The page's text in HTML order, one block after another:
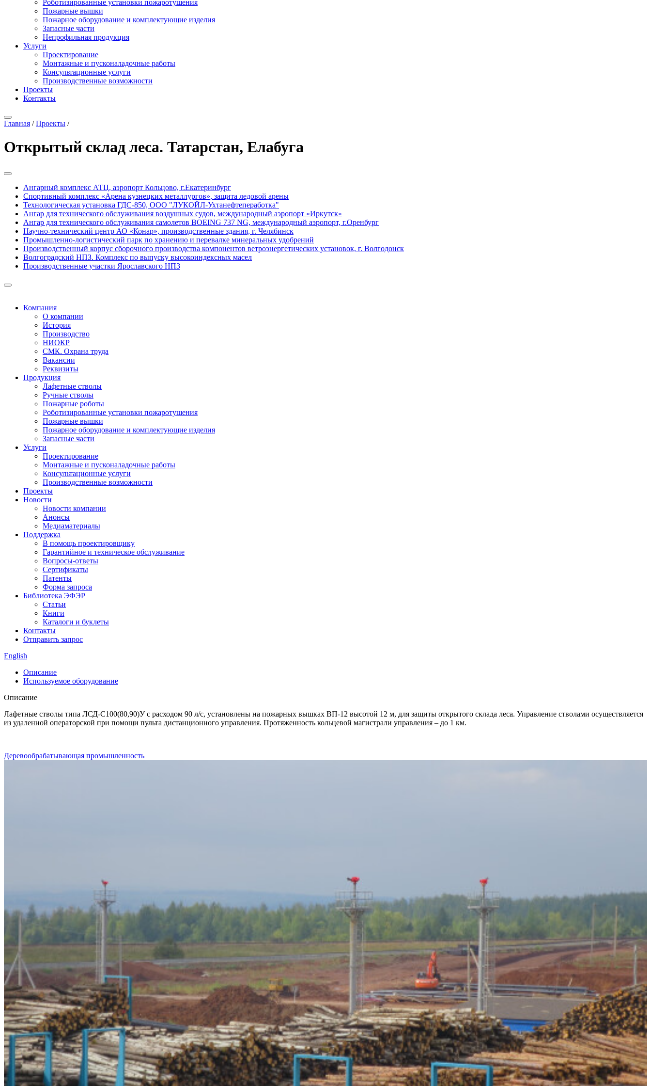
Роботизированные установки пожаротушения
Пожарные вышки
Пожарное оборудование и комплектующие изделия
Запасные части
Непрофильная продукция
Услуги
Проектирование
Монтажные и пусконаладочные работы
Консультационные услуги
Производственные возможности
Проекты
Контакты
Главная /Проекты /
Открытый склад леса. Татарстан, Елабуга
Ангарный комплекс АТЦ, аэропорт Кольцово, г.Екатеринбург
Спортивный комплекс «Арена кузнецких металлургов», защита ледовой арены
Технологическая установка ГДС-850, ООО "ЛУКОЙЛ-Ухтанефтепеработка"
Ангар для технического обслуживания воздушных судов, международный аэропорт «Иркутск»
Ангар для технического обслуживания самолетов BOEING 737 NG, международный аэропорт, г.Оренбург
Научно-технический центр АО «Конар», производственные здания, г. Челябинск
Промышленно-логистический парк по хранению и перевалке минеральных удобрений
Производственный корпус сборочного производства компонентов ветроэнергетических установок, г. Волгодонск
Волгоградский НПЗ. Комплекс по выпуску высокоиндексных масел
Производственные участки Ярославского НПЗ
Компания
О компании
История
Производство
НИОКР
СМК. Охрана труда
Вакансии
Реквизиты
Продукция
Лафетные стволы
Ручные стволы
Пожарные роботы
Роботизированные установки пожаротушения
Пожарные вышки
Пожарное оборудование и комплектующие изделия
Запасные части
Услуги
Проектирование
Монтажные и пусконаладочные работы
Консультационные услуги
Производственные возможности
Проекты
Новости
Новости компании
Анонсы
Медиаматериалы
Поддержка
В помощь проектировщику
Гарантийное и техническое обслуживание
Вопросы-ответы
Сертификаты
Патенты
Форма запроса
Библиотека ЭФЭР
Статьи
Книги
Каталоги и буклеты
Контакты
Отправить запрос
English
Описание
Используемое оборудование
Описание
Лафетные стволы типа ЛСД-С100(80,90)У с расходом 90 л/с, установлены на пожарных вышках ВП-12 высотой 12 м, для защиты открытого склада леса. Управление стволами осуществляется
из удаленной операторской при помощи пульта дистанционного управления. Протяженность кольцевой магистрали управления – до 1 км.
Деревообрабатывающая промышленность